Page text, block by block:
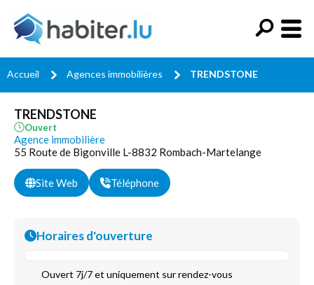
Accueil Agences immobilières TRENDSTONE
TRENDSTONE
Ouvert
Agence immobilière
55 Route de Bigonville L-8832 Rombach-Martelange
Site Web Téléphone
Horaires d'ouverture
Ouvert 7j/7 et uniquement sur rendez-vous